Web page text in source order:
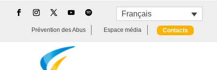
Français
Prévention des Abus Espace média Contacts